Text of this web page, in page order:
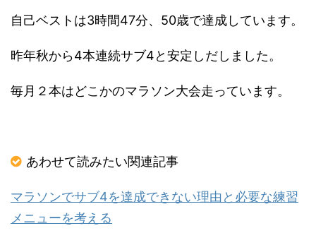
自己ベストは3時間47分、50歳で達成しています。
昨年秋から4本連続サブ4と安定しだしました。
毎月２本はどこかのマラソン大会走っています。
あわせて読みたい関連記事
マラソンでサブ4を達成できない理由と必要な練習
メニューを考える